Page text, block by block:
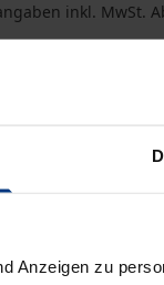
Anzeigen zu
inkl. MwSt.